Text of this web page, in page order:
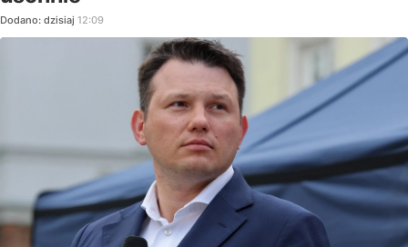
Dodano: dzisiaj 12:09